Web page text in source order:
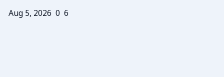
Aug 5, 2026 0 6